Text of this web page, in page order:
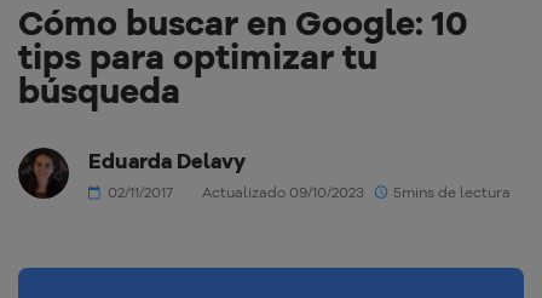
Cómo buscar en Google: 10
tips para optimizar tu
búsqueda
Eduarda Delavy
02/11/2017 Actualizado 09/10/2023 5mins de lectura